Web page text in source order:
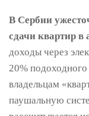
В Сербии
сдачи квартир в
доходы через
20%
владельцам
паушальную